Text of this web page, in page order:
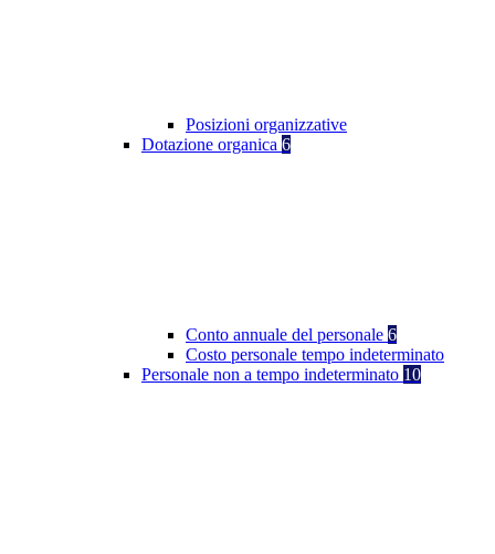
Posizioni organizzative
Dotazione organica 6
Conto annuale del personale 6
Costo personale tempo indeterminato
Personale non a tempo indeterminato 10